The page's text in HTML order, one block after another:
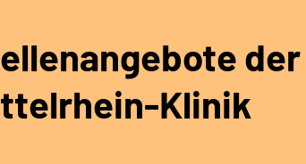
der
Klinik